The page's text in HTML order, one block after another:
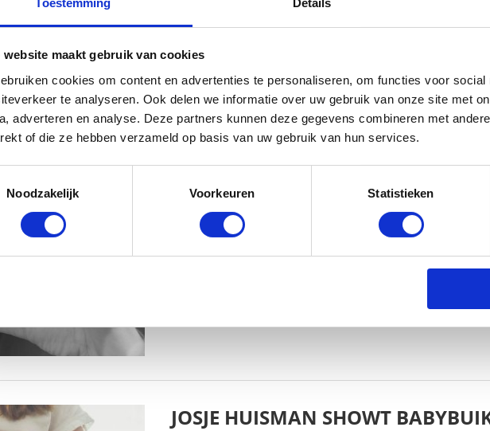
website maakt gebruik van cookies
cookies om content en advertenties te personaliseren, om functies voor social
te analyseren. Ook delen we informatie over uw gebruik van onze site met
adverteren en analyse. Deze partners kunnen deze gegevens combineren met
of die ze hebben verzameld op basis van uw gebruik van hun services.
Noodzakelijk
Voorkeuren Statistieken
KIM KÖTTER DEELT PRACHTIGE
MANNEN
BABYSTRAATJE.NL
JOSJE HUISMAN SHOWT